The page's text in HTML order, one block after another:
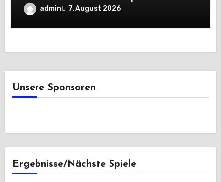
Premiere
admin 7. August 2026
Unsere Sponsoren
Ergebnisse/Nächste Spiele